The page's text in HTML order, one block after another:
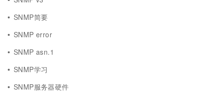
SNMP简要
SNMP error
SNMP asn.1
SNMP学习
SNMP服务器硬件